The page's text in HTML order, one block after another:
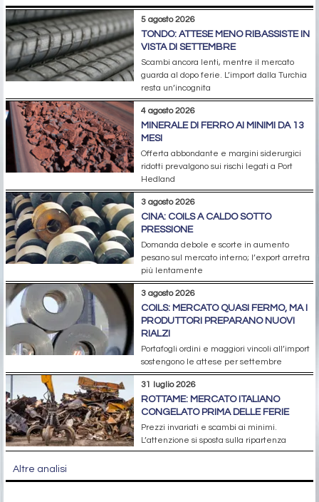
5 agosto 2026
TONDO: ATTESE MENO RIBASSISTE IN
VISTA DI SETTEMBRE
Scambi ancora lenti, mentre il mercato
guarda al dopo ferie. L’import dalla Turchia
resta un’incognita
4 agosto 2026
MINERALE DI FERRO AI MINIMI DA 13
MESI
Offerta abbondante e margini siderurgici
ridotti prevalgono sui rischi legati a Port
Hedland
3 agosto 2026
CINA: COILS A CALDO SOTTO
PRESSIONE
Domanda debole e scorte in aumento
pesano sul mercato interno; l’export arretra
più lentamente
3 agosto 2026
COILS: MERCATO QUASI FERMO, MA I
PRODUTTORI PREPARANO NUOVI
RIALZI
Portafogli ordini e maggiori vincoli all’import
sostengono le attese per settembre
31 luglio 2026
ROTTAME: MERCATO ITALIANO
CONGELATO PRIMA DELLE FERIE
Prezzi invariati e scambi ai minimi.
L’attenzione si sposta sulla ripartenza
Altre analisi